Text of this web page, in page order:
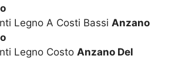
Legno A Costi Bassi Anzano
Legno Costo Anzano Del